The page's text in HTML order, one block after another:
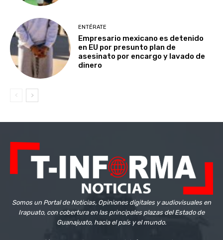
ENTÉRATE
Empresario mexicano es detenido
en EU por presunto plan de
asesinato por encargo y lavado de
dinero
Somos un Portal de Noticias, Opiniones digitales y audiovisuales en
Irapuato, con cobertura en las principales plazas del Estado de
Guanajuato, hacia el país y el mundo.